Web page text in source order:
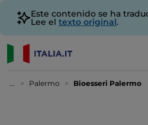
Este contenido se ha
Lee el texto original.
... Palermo Bioesseri Palermo